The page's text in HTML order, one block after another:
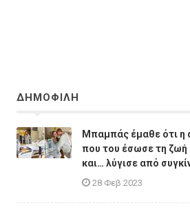
ΔΗΜΟΦΙΛΗ
Μπαμπάς έμαθε ότι η
που του έσωσε τη ζωή
και… λύγισε από
28 Φεβ 2023